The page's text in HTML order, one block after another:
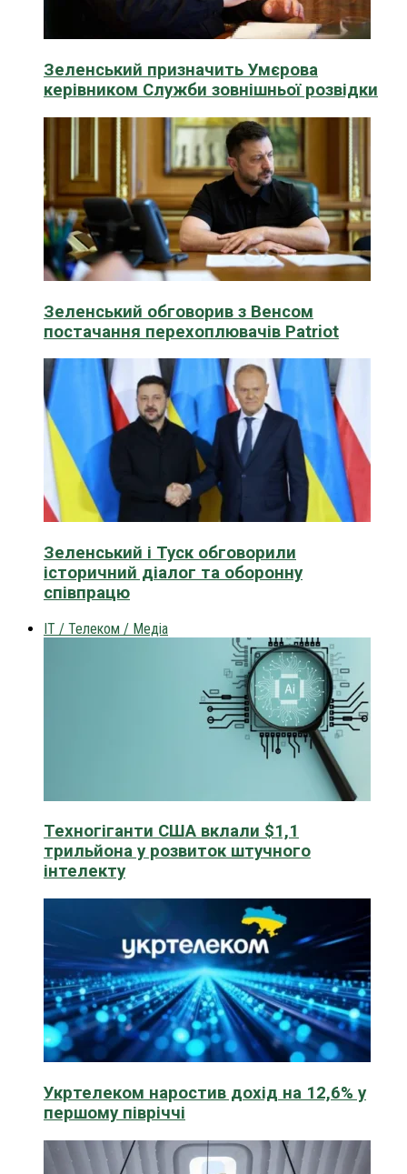
Зеленський призначить Умєрова
керівником Служби зовнішньої розвідки
Зеленський обговорив з Венсом
постачання перехоплювачів Patriot
Зеленський і Туск обговорили
історичний діалог та оборонну
співпрацю
IT / Телеком / Медіа
Техногіганти США вклали $1,1
трильйона у розвиток штучного
інтелекту
Укртелеком наростив дохід на 12,6% у
першому півріччі